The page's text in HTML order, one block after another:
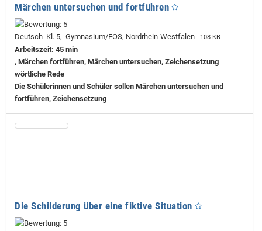
Märchen untersuchen und fortführen
Deutsch Kl. 5, Gymnasium/FOS, Nordrhein-Westfalen 108 KB
Arbeitszeit: 45 min
, Märchen fortführen, Märchen untersuchen, Zeichensetzung
wörtliche Rede
Die Schülerinnen und Schüler sollen Märchen untersuchen und
fortführen, Zeichensetzung
Die Schilderung über eine fiktive Situation